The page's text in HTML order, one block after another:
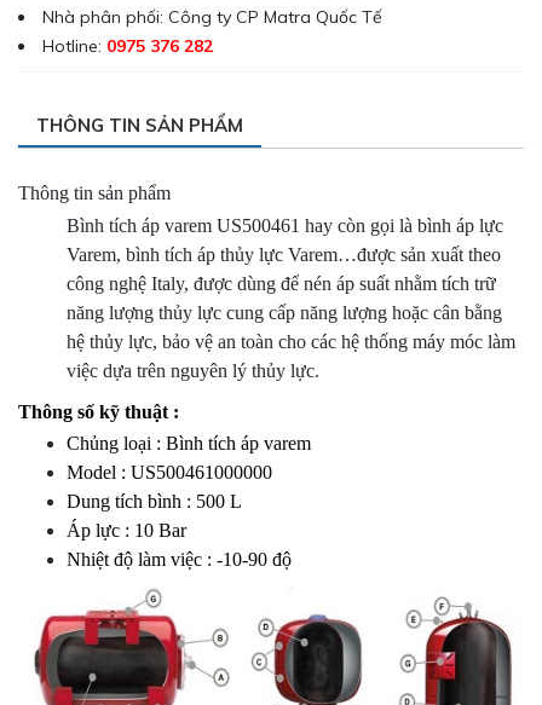
Nhà phân phối: Công ty CP Matra Quốc Tế
Hotline: 0975 376 282
THÔNG TIN SẢN PHẨM
Thông tin sản phẩm
Bình tích áp varem US500461 hay còn gọi là bình áp lực
Varem, bình tích áp thủy lực Varem…được sản xuất theo
công nghệ Italy, được dùng để nén áp suất nhằm tích trữ
năng lượng thủy lực cung cấp năng lượng hoặc cân bằng
hệ thủy lực, bảo vệ an toàn cho các hệ thống máy móc làm
việc dựa trên nguyên lý thủy lực.
Thông số kỹ thuật :
Chủng loại : Bình tích áp varem
Model : US500461000000
Dung tích bình : 500 L
Áp lực : 10 Bar
Nhiệt độ làm việc : -10-90 độ